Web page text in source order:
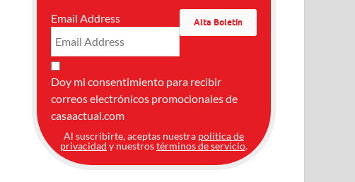
Email Address
Doy mi consentimiento para recibir
correos electrónicos promocionales de
casaactual.com
Al suscribirte, aceptas nuestra política de
privacidad y nuestrostérminos de servicio.